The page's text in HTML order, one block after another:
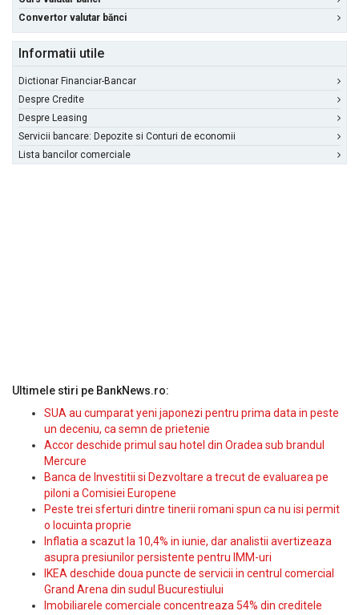
Convertor valutar bănci
Informatii utile
Dictionar Financiar-Bancar
Despre Credite
Despre Leasing
Servicii bancare: Depozite si Conturi de economii
Lista bancilor comerciale
Ultimele stiri pe BankNews.ro:
SUA au cumparat yeni japonezi pentru prima data in peste
un deceniu, ca semn de prietenie
Accor deschide primul sau hotel din Oradea sub brandul
Mercure
Banca de Investitii si Dezvoltare a trecut de evaluarea pe
piloni a Comisiei Europene
Peste trei sferturi dintre tinerii romani spun ca nu isi permit
o locuinta proprie
Inflatia a scazut la 10,4% in iunie, dar analistii avertizeaza
asupra presiunilor persistente pentru IMM-uri
IKEA deschide doua puncte de servicii in centrul comercial
Grand Arena din sudul Bucurestiului
Imobiliarele comerciale concentreaza 54% din creditele